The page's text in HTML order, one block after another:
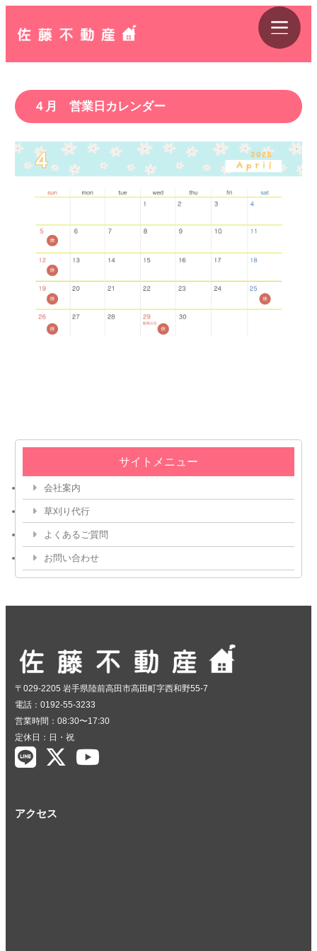
４月 営業日カレンダー
サイトメニュー
会社案内
草刈り代行
よくあるご質問
お問い合わせ
〒029-2205 岩手県陸前高田市高田町字西和野55-7
電話：0192-55-3233
営業時間：08:30〜17:30
定休日：日・祝
アクセス